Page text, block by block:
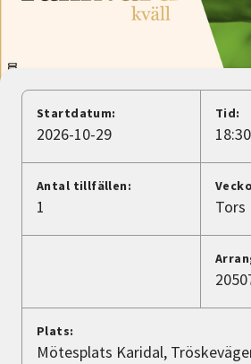
Lyssna
Startdatum:
2026-10-29
Tid:
Antal tillfällen:
1 Tors
Plats:
Mötesplats Karidal,